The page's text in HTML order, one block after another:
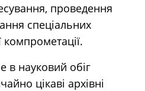
проведення
спеціальних
компрометації.
в науковий обіг
цікаві архівні